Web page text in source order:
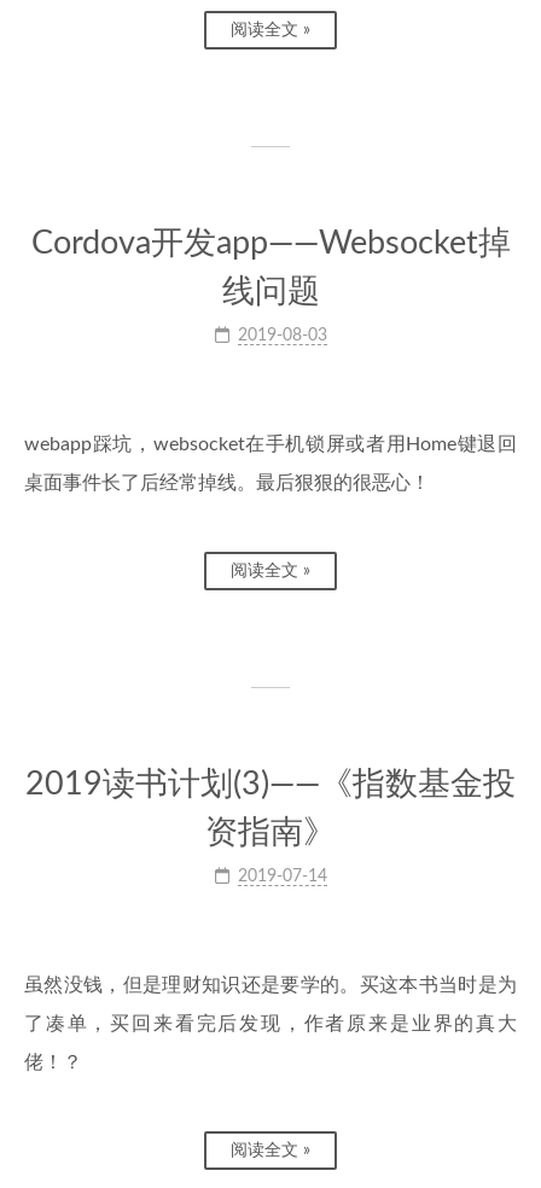
阅读全文 »
Cordova开发app——Websocket掉
线问题
2019-08-03
webapp踩坑，websocket在手机锁屏或者用Home键退回
桌面事件长了后经常掉线。最后狠狠的很恶心！
阅读全文 »
2019读书计划(3)——《指数基金投
资指南》
2019-07-14
虽然没钱，但是理财知识还是要学的。买这本书当时是为
了凑单，买回来看完后发现，作者原来是业界的真大
佬！？
阅读全文 »